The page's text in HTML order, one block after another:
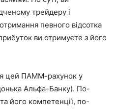
трейдеру і
певного відсотка
ви отримуєте з його
цей ПАММ-рахунок у
Альфа-Банку). По-
його компетенції, по-